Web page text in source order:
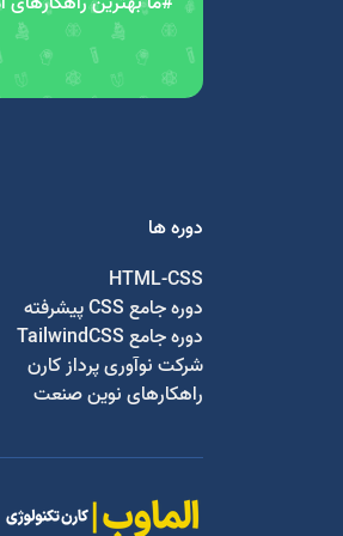
دوره ها
HTML-CSS
دوره جامع CSS پیشرفته
دوره جامع TailwindCSS
شرکت نوآوری پرداز کارن
راهکارهای نوین صنعت